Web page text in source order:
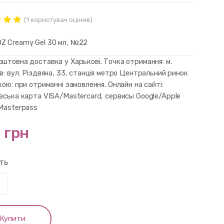
of
on
(1 користувач оцінив)
Creamy Gel 30 мл, №22
доставка у Харькові. Точка отримання: м.
вул. Різдвяна, 33, станція метро Центральний ринок
при отриманні замовлення. Онлайн на сайті:
карта VISA/Mastercard, сервисы Google/Apple
Купити